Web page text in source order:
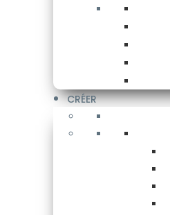
CRÉER